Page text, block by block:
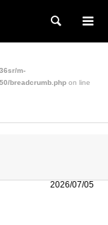
検索
m-
breadcrumb.php on line
2026/07/05